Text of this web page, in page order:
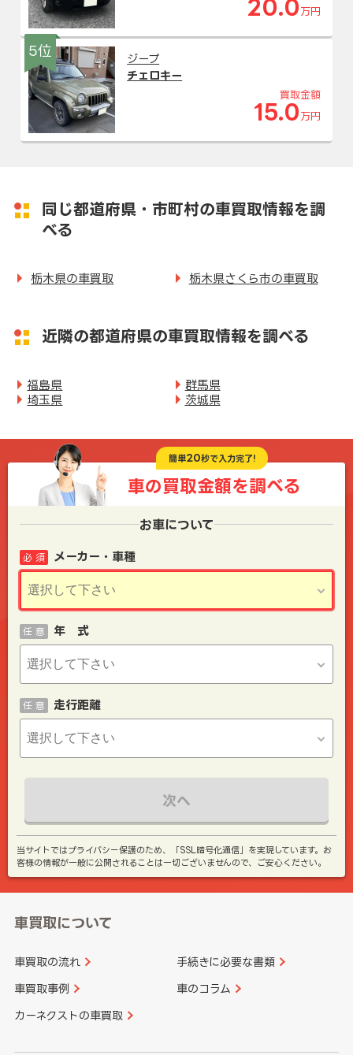
20.0 万円
5位
ジープ
チェロキー
買取金額
15.0 万円
同じ都道府県・市町村の車買取情報を調
べる
栃木県の車買取 栃木県さくら市の車買取
近隣の都道府県の車買取情報を調べる
福島県
群馬県
埼玉県
茨城県
簡単20秒で入力完了!
車の買取金額を調べる
お車について
メーカー・車種
必 須
年 式
任 意
走行距離
任 意
次へ
当サイトではプライバシー保護のため、「SSL暗号化通信」を実現しています。お
客様の情報が一般に公開されることは一切ございませんので、ご安心ください。
車買取について
車買取の流れ 手続きに必要な書類
車買取事例 車のコラム
カーネクストの車買取